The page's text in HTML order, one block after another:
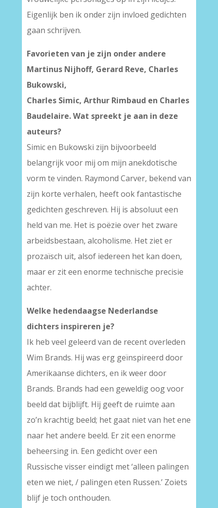
Eigenlijk ben ik onder zijn invloed gedichten
gaan schrijven.
Favorieten van je zijn onder andere
Martinus Nijhoff, Gerard Reve, Charles
Bukowski,
Charles Simic, Arthur Rimbaud en Charles
Baudelaire. Wat spreekt je aan in deze
auteurs?
Simic en Bukowski zijn bijvoorbeeld
belangrijk voor mij om mijn anekdotische
vorm te vinden. Raymond Carver, bekend van
zijn korte verhalen, heeft ook fantastische
gedichten geschreven. Hij is absoluut een
held van me. Het is poëzie over het zware
arbeidsbestaan, alcoholisme. Het ziet er
prozaïsch uit, alsof iedereen het kan doen,
maar er zit een enorme technische precisie
achter.
Welke hedendaagse Nederlandse
dichters inspireren je?
Ik heb veel geleerd van de recent overleden
Wim Brands. Hij was erg geïnspireerd door
Amerikaanse dichters, en ik weer door
Brands. Brands had een geweldig oog voor
beeld dat bijblijft. Hij geeft de ruimte aan
zo’n krachtig beeld; het gaat niet van het ene
naar het andere beeld. Er zit een enorme
beheersing in. Een gedicht over een
Russische visser eindigt met ‘alleen palingen
eten we niet, / palingen eten Russen.’ Zoiets
blijf je toch onthouden.